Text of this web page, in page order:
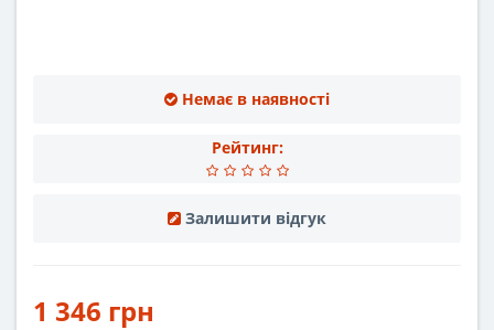
Немає в наявності
Рейтинг:
Залишити відгук
1 346 грн